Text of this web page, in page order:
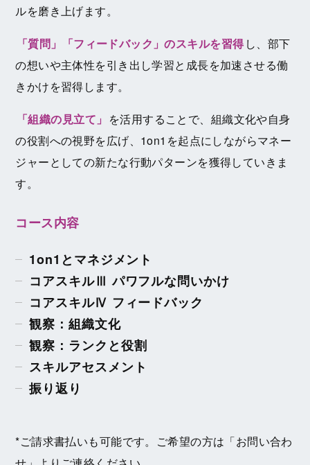
ルを磨き上げます。
「質問」「フィードバック」のスキルを習得 し、部下
の想いや主体性を引き出し学習と成長を加速させる働
きかけを習得します。
「組織の見立て」 を活用することで、組織文化や自身
の役割への視野を広げ、1on1を起点にしながらマネー
ジャーとしての新たな行動パターンを獲得していきま
す。
コース内容
1on1とマネジメント
コアスキルⅢ パワフルな問いかけ
コアスキルⅣ フィードバック
観察：組織文化
観察：ランクと役割
スキルアセスメント
振り返り
*ご請求書払いも可能です。ご希望の方は「お問い合わ